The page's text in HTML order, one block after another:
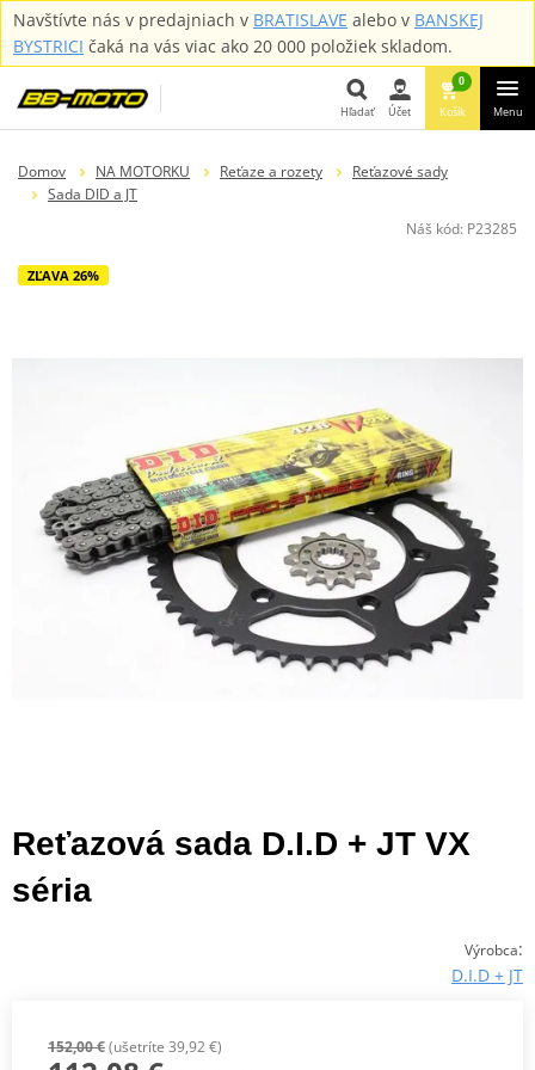
Navštívte nás v predajniach v BRATISLAVE alebo v BANSKEJ
BYSTRICI čaká na vás viac ako 20 000 položiek skladom.
Hľadať
Hľadať Účet
0
Košík Menu
Domov NA MOTORKU Reťaze a rozety
Reťazové sady
Sada DID a JT
Náš kód: P23285
ZĽAVA 26%
Reťazová sada D.I.D + JT VX
séria
Výrobca:
D.I.D + JT
152,00 €(ušetríte 39,92 €)